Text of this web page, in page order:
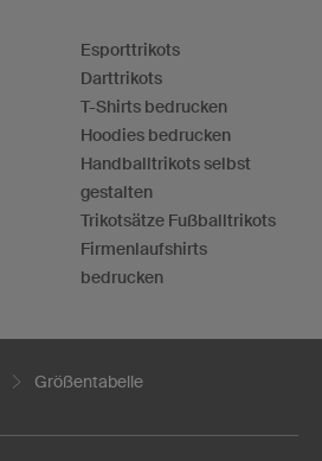
Esporttrikots
Darttrikots
T-Shirts bedrucken
Hoodies bedrucken
Handballtrikots selbst
gestalten
Trikotsätze Fußballtrikots
Firmenlaufshirts
bedrucken
Größentabelle